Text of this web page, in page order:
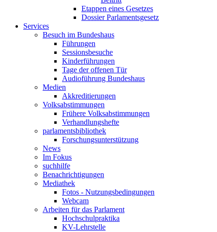
Etappen eines Gesetzes
Dossier Parlamentsgesetz
Services
Besuch im Bundeshaus
Führungen
Sessionsbesuche
Kinderführungen
Tage der offenen Tür
Audioführung Bundeshaus
Medien
Akkreditierungen
Volksabstimmungen
Frühere Volksabstimmungen
Verhandlungshefte
parlamentsbibliothek
Forschungsunterstützung
News
Im Fokus
suchhilfe
Benachrichtigungen
Mediathek
Fotos - Nutzungsbedingungen
Webcam
Arbeiten für das Parlament
Hochschulpraktika
KV-Lehrstelle